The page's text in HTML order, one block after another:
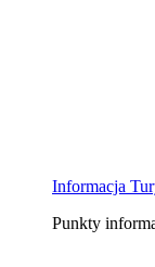
Informacja
Punkty